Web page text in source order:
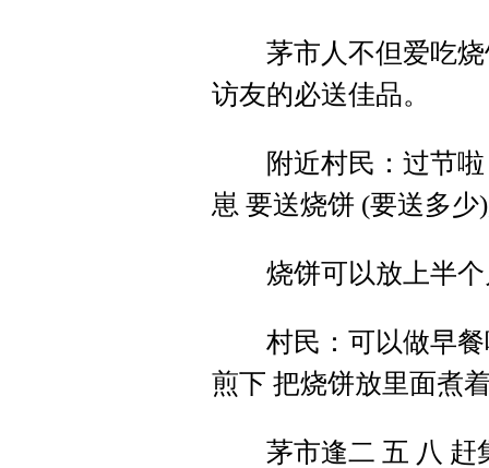
茅市人不但爱吃烧
访友的必送佳品。
附近村民：过节啦
崽 要送烧饼 (要送多
烧饼可以放上半个
村民：可以做早餐
煎下 把烧饼放里面煮
茅市逢二 五 八 赶